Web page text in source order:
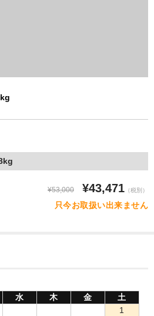
¥53,000 ¥43,471 （税別）
只今お取扱い出来ません
水 木 金
土
1